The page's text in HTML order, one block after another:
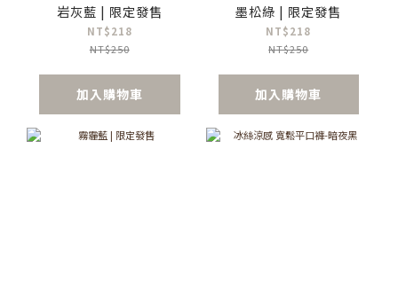
岩灰藍 | 限定發售
NT$218
NT$250
加入購物車
墨松綠 | 限定發售
NT$218
NT$250
加入購物車